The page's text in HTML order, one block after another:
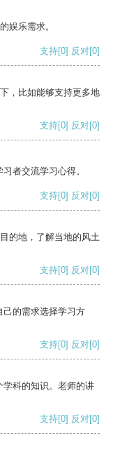
娱乐需求。
支持[0] 反对[0]
，比如能够支持更多地
支持[0] 反对[0]
者交流学习心得。
支持[0] 反对[0]
的地，了解当地的风土
支持[0] 反对[0]
己的需求选择学习方
支持[0] 反对[0]
科的知识。老师的讲
支持[0] 反对[0]